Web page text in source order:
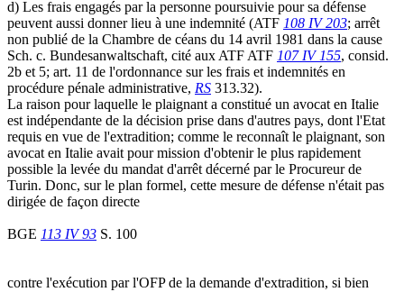
d) Les frais engagés par la personne poursuivie pour sa défense
peuvent aussi donner lieu à une indemnité (ATF 108 IV 203; arrêt
non publié de la Chambre de céans du 14 avril 1981 dans la cause
Sch. c. Bundesanwaltschaft, cité aux ATF ATF 107 IV 155, consid.
2b et 5; art. 11 de l'ordonnance sur les frais et indemnités en
procédure pénale administrative, RS 313.32).
La raison pour laquelle le plaignant a constitué un avocat en Italie
est indépendante de la décision prise dans d'autres pays, dont l'Etat
requis en vue de l'extradition; comme le reconnaît le plaignant, son
avocat en Italie avait pour mission d'obtenir le plus rapidement
possible la levée du mandat d'arrêt décerné par le Procureur de
Turin. Donc, sur le plan formel, cette mesure de défense n'était pas
dirigée de façon directe
BGE 113 IV 93 S. 100
contre l'exécution par l'OFP de la demande d'extradition, si bien